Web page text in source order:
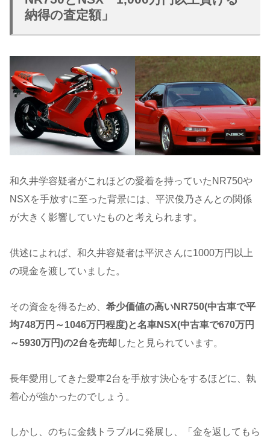
納得の査定額」
和久井学容疑者がこれほどの愛着を持っていたNR750や
NSXを手放すに至った背景には、平沢俊乃さんとの関係
が大きく影響していたものと考えられます。
供述によれば、和久井容疑者は平沢さんに1000万円以上
の現金を渡していました。
その資金を得るため、 希少価値の高いNR750(中古車で平
均748万円～1046万円程度)と名車NSX(中古車で670万円
～5930万円)の2台を売却 したと見られています。
長年愛用してきた愛車2台を手放す決心をするほどに、執
着心が強かったのでしょう。
しかし、のちに金銭トラブルに発展し、「金を返してもら